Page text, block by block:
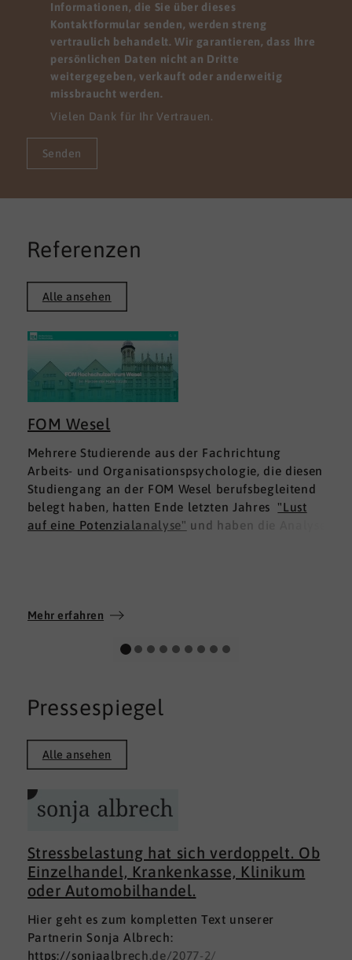
Informationen, die Sie über dieses
Kontaktformular senden, werden streng
vertraulich behandelt. Wir garantieren, dass Ihre
persönlichen Daten nicht an Dritte
weitergegeben, verkauft oder anderweitig
missbraucht werden.
Vielen Dank für Ihr Vertrauen.
Senden
Referenzen
Alle ansehen
FOM Wesel
Mehrere Studierende aus der Fachrichtung
Arbeits- und Organisationspsychologie, die diesen
Studiengang an der FOM Wesel berufsbegleitend
belegt haben, hatten Ende letzten Jahres "Lust
auf eine Potenzialanalyse" und haben die Analyse
Wir wünschen allen Teilnehmerinnen und
persönlichen Weg und viel Erfolg.
Mehr erfahren
Pressespiegel
Alle ansehen
Stressbelastung hat sich verdoppelt. Ob
Einzelhandel, Krankenkasse, Klinikum
oder Automobilhandel.
Hier geht es zum kompletten Text unserer
Partnerin Sonja Albrech:
https://sonjaalbrech.de/2077-2/